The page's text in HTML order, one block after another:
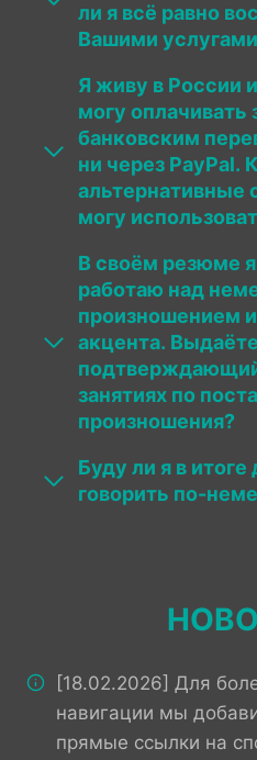
ли я всё равно
Вашими
Я живу в России
могу оплачивать
банковским
ни через PayPal.
альтернативные
могу
В своём резюме
работаю над
произношением
акцента.
занятиях по
произношения?
Буду ли я в
говорить по-
[18.02.2026] Для
навигации мы
прямые ссылки на